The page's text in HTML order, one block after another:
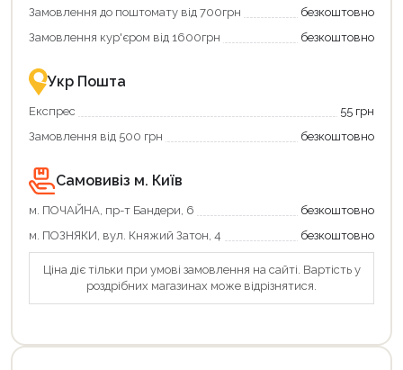
Замовлення до поштомату від 700грн
безкоштовно
Замовлення кур'єром від 1600грн
безкоштовно
Укр Пошта
Експрес
55 грн
Замовлення від 500 грн
безкоштовно
Самовивіз м. Київ
м. ПОЧАЙНА, пр-т Бандери, 6
безкоштовно
м. ПОЗНЯКИ, вул. Княжий Затон, 4
безкоштовно
Ціна діє тільки при умові замовлення на сайті. Вартість у
роздрібних магазинах може відрізнятися.